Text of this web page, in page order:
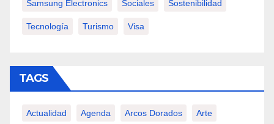
Samsung Electronics Sociales Sostenibilidad
Tecnología Turismo Visa
TAGS
Actualidad Agenda Arcos Dorados Arte